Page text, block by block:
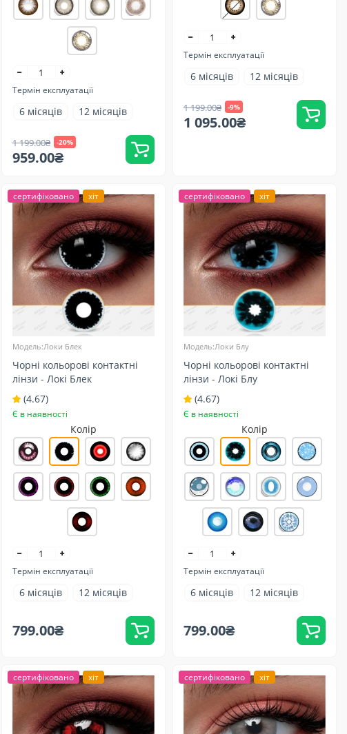
Термін експлуатації
6 місяців 12 місяців
1 199.00₴ -20%
959.00₴
Термін експлуатації
6 місяців 12 місяців
1 199.00₴ -9%
1 095.00₴
сертифіковано хіт
Модель:Локи Блек
Чорні кольорові контактні
лінзи - Локі Блек
(4.67)
Є в наявності
Колір
Термін експлуатації
6 місяців 12 місяців
799.00₴
сертифіковано хіт
Модель:Локи Блу
Чорні кольорові контактні
лінзи - Локі Блу
(4.67)
Є в наявності
Колір
Термін експлуатації
6 місяців 12 місяців
799.00₴
сертифіковано хіт сертифіковано хіт